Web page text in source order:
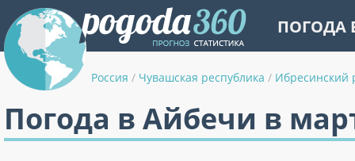
ПОГОДА
Россия / Чувашская республика / Ибресинский
Погода в Айбечи в